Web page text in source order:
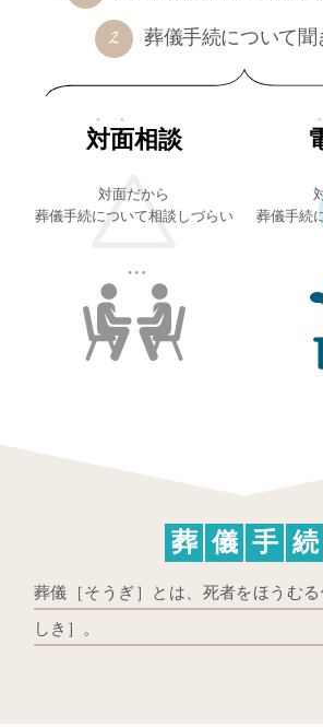
葬儀手続について聞
対面相談
対面だから
葬儀手続について相談しづらい
葬儀手続
葬 儀 手 続
葬儀［そうぎ］とは、死者をほうむ
しき］。